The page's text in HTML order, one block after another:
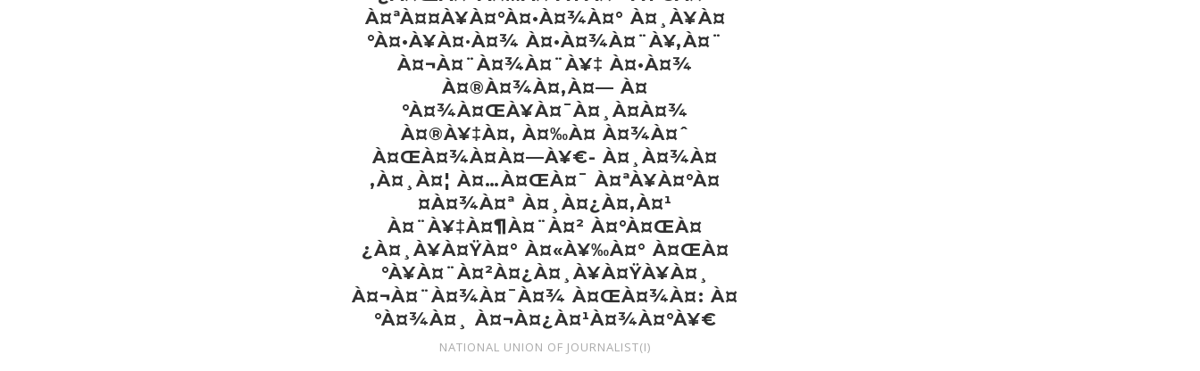
À¤ªÀ¤¤À¥À¤°À¤•À¤¾À¤° À¤¸À¥À¤
°À¤•À¥À¤·À¤¾ À¤•À¤¾À¤¨À¥‚À¤¨
À¤¬À¤¨À¤¾À¤¨À¥‡ À¤•À¤¾
À¤®À¤¾À¤‚À¤— À¤
°À¤¾À¤ŒÀ¥À¤¯À¤¸À¤­À¤¾
À¤®À¥‡À¤‚ À¤‰À¤ À¤¾À¤ˆ
À¤ŒÀ¤¾À¤À¤—À¥€- À¤¸À¤¾À¤
‚À¤¸À¤¦ À¤…À¤ŒÀ¤¯ À¤ªÀ¥À¤°À¤
¤À¤¾À¤ª À¤¸À¤¿À¤‚À¤¹
À¤¨À¥‡À¤¶À¤¨À¤² À¤°À¤ŒÀ¤
¿À¤¸À¥À¤ŸÀ¤° À¤«À¥‰À¤° À¤ŒÀ¤
°À¥À¤¨À¤²À¤¿À¤¸À¥À¤ŸÀ¥À¤¸
À¤¬À¤¨À¤¾À¤¯À¤¾ À¤ŒÀ¤¾À¤: À¤
°À¤¾À¤¸ À¤¬À¤¿À¤¹À¤¾À¤°À¥€
NATIONAL UNION OF JOURNALIST(I)